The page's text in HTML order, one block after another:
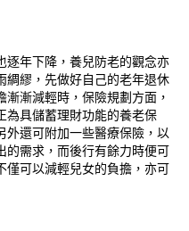
逐年下降，養兒防老的觀念亦
綢繆，先做好自己的老年退休
漸減輕時，保險規劃方面，
為具儲蓄理財功能的養老保
外還可附加一些醫療保險，以
的需求，而後行有餘力時便可
僅可以減輕兒女的負擔，亦可